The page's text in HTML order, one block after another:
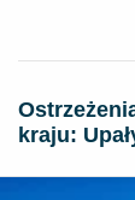
kraju: